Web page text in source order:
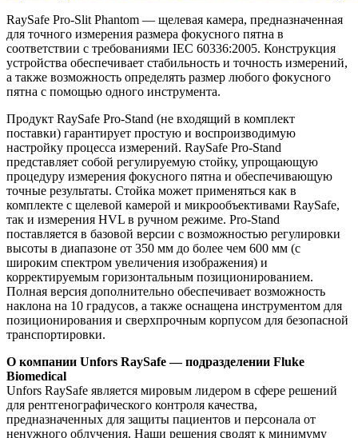
RaySafe Pro-Slit Phantom — щелевая камера, предназначенная
для точного измерения размера фокусного пятна в
соответствии с требованиями IEC 60336:2005. Конструкция
устройства обеспечивает стабильность и точность измерений,
а также возможность определять размер любого фокусного
пятна с помощью одного инструмента.
Продукт RaySafe Pro-Stand (не входящий в комплект
поставки) гарантирует простую и воспроизводимую
настройку процесса измерений. RaySafe Pro-Stand
представляет собой регулируемую стойку, упрощающую
процедуру измерения фокусного пятна и обеспечивающую
точные результаты. Стойка может применяться как в
комплекте с щелевой камерой и микрообъективами RaySafe,
так и измерения HVL в ручном режиме. Pro-Stand
поставляется в базовой версии с возможностью регулировки
высоты в диапазоне от 350 мм до более чем 600 мм (с
широким спектром увеличения изображения) и
корректируемым горизонтальным позиционированием.
Полная версия дополнительно обеспечивает возможность
наклона на 10 градусов, а также оснащена инструментом для
позиционирования и сверхпрочным корпусом для безопасной
транспортировки.
О компании Unfors RaySafe — подразделении Fluke
Biomedical
Unfors RaySafe является мировым лидером в сфере решений
для рентгенографического контроля качества,
предназначенных для защиты пациентов и персонала от
ненужного облучения. Наши решения сводят к минимуму